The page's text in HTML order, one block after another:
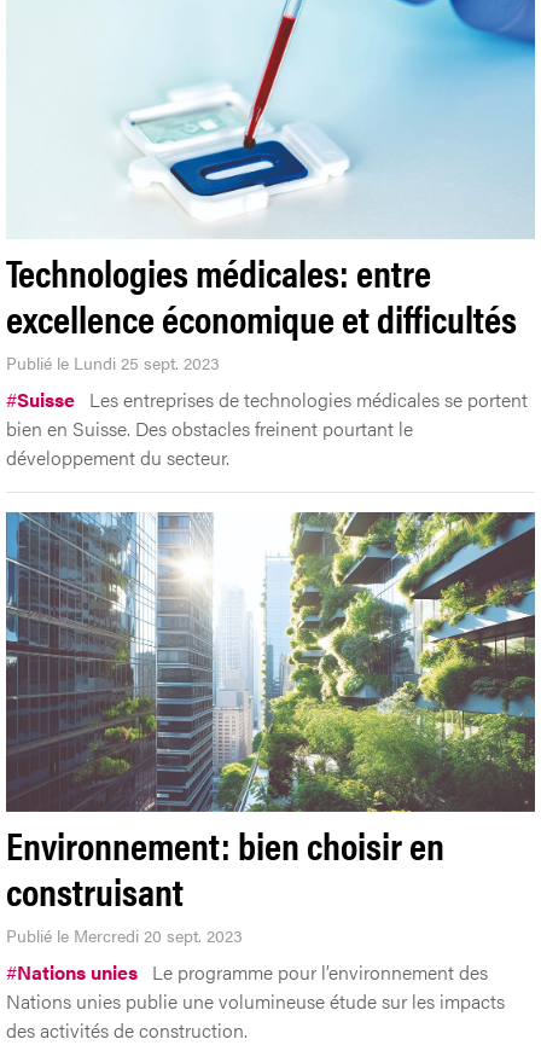
Technologies médicales: entre
excellence économique et difficultés
Publié le Lundi 25 sept. 2023
#Suisse Les entreprises de technologies médicales se portent
bien en Suisse. Des obstacles freinent pourtant le
développement du secteur.
Environnement: bien choisir en
construisant
Publié le Mercredi 20 sept. 2023
#Nations unies Le programme pour l’environnement des
Nations unies publie une volumineuse étude sur les impacts
des activités de construction.